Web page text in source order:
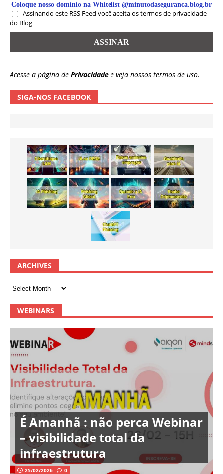
Coloque nosso domínio na Whitelist @minutodaseguranca.blog.br
Assinando este RSS Feed você aceita os termos de privacidade
do Blog
Acesse a página de Privacidade e veja nossos termos de uso.
SIGA-NOS FACEBOOK
ARCHIVES
WEBINARS
É Amanhã : não perca Webinar
– visibilidade total da
infraestrutura
25/02/2026 0